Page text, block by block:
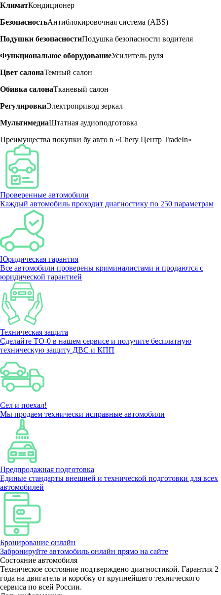
КлиматКондиционер
БезопасностьАнтиблокировочная система (ABS)
Подушки безопасностиПодушка безопасности водителя
Функциональное оборудованиеУсилитель руля
Цвет салонаТемный салон
Обивка салонаТканевый салон
РегулировкиЭлектропривод зеркал
МультимедиаШтатная аудиоподготовка
Преимущества покупки бу авто в «Chery Центр TradeIn»
Проверенные автомобили
Каждый автомобиль проходит диагностику по 250 параметрам
Юридическая гарантия
Все автомобили проверены криминалистами и продаются с
юридической гарантией
Техническая защита
Сделайте ТО-0 в нашем сервисе и получите бесплатную
техническую защиту ДВС и КПП
Сел и поехал!
Мы продаем технически исправные автомобили
Предпродажная подготовка
Единые стандарты внешней и технической подготовки для всех
автомобилей
Бронирование онлайн
Забронируйте автомобиль онлайн прямо на сайте
Состояние автомобиля
Техническое состояние подтверждено диагностикой. Гарантия 2
года на двигатель и коробку от крупнейшего технического
сервиса по всей России.